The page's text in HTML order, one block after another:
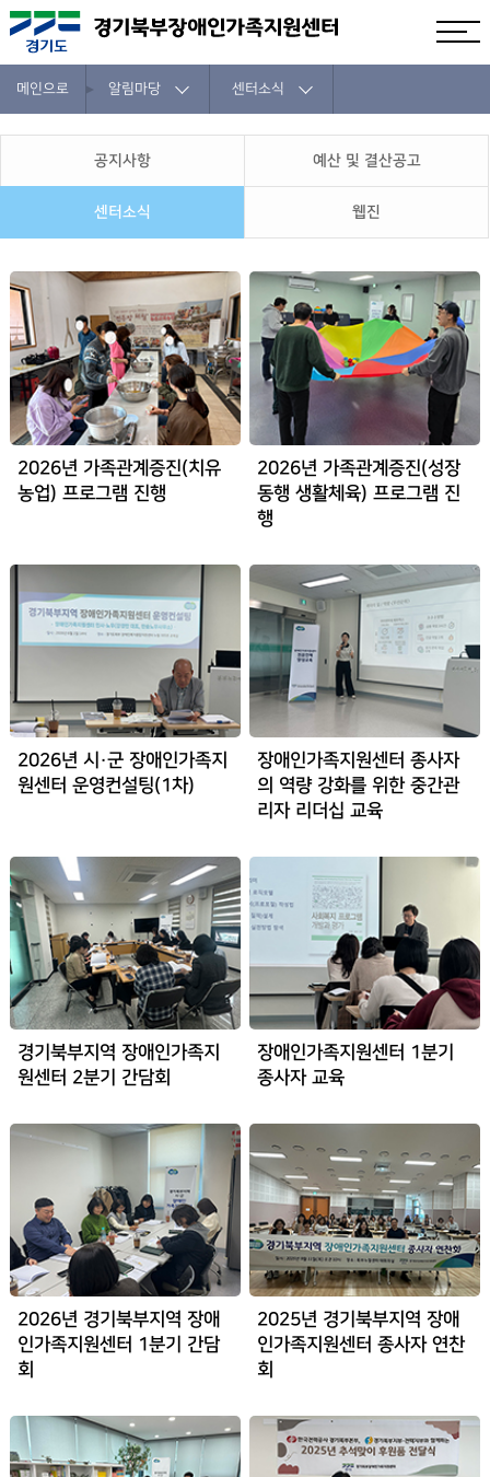
메인으로 알림마당 센터소식
공지사항 예산 및 결산공고
센터소식 웹진
2026년 가족관계증진(치유
농업) 프로그램 진행
2026년 가족관계증진(성장
동행 생활체육) 프로그램 진
행
2026년 시·군 장애인가족지
원센터 운영컨설팅(1차)
장애인가족지원센터 종사자
의 역량 강화를 위한 중간관
리자 리더십 교육
경기북부지역 장애인가족지
원센터 2분기 간담회
장애인가족지원센터 1분기
종사자 교육
2026년 경기북부지역 장애
인가족지원센터 1분기 간담
회
2025년 경기북부지역 장애
인가족지원센터 종사자 연찬
회